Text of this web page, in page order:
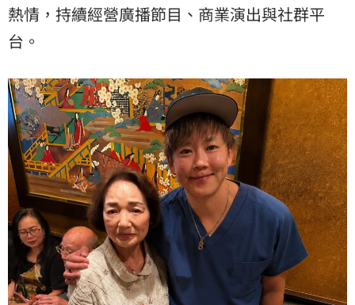
熱情，持續經營廣播節目、商業演出與社群平
台。